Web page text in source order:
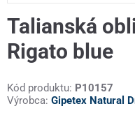
Talianská
Rigato blue
Kód produktu: P10157
Výrobca: Gipetex Natural